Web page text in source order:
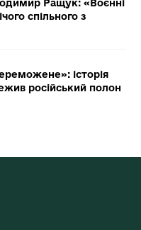
Ращук: «Воєнні
спільного з
історія
російський полон